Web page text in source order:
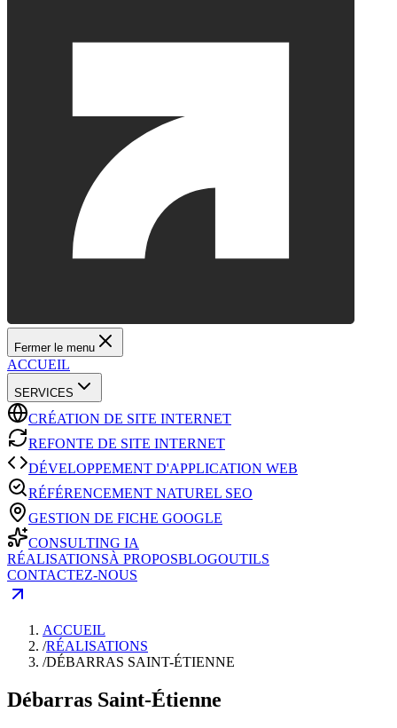
Fermer le menu
ACCUEIL
SERVICES
CRÉATION DE SITE INTERNET
REFONTE DE SITE INTERNET
DÉVELOPPEMENT D'APPLICATION WEB
RÉFÉRENCEMENT NATUREL SEO
GESTION DE FICHE GOOGLE
CONSULTING IA
RÉALISATIONSÀ PROPOSBLOGOUTILS
CONTACTEZ-NOUS
ACCUEIL
/RÉALISATIONS
/DÉBARRAS SAINT-ÉTIENNE
Débarras Saint-Étienne